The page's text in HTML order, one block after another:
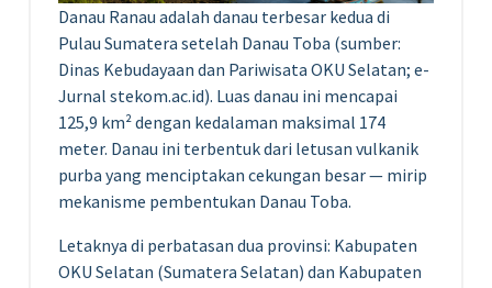
Danau Ranau adalah danau terbesar kedua di
Pulau Sumatera setelah Danau Toba (sumber:
Dinas Kebudayaan dan Pariwisata OKU Selatan; e-
Jurnal stekom.ac.id). Luas danau ini mencapai
125,9 km² dengan kedalaman maksimal 174
meter. Danau ini terbentuk dari letusan vulkanik
purba yang menciptakan cekungan besar — mirip
mekanisme pembentukan Danau Toba.
Letaknya di perbatasan dua provinsi: Kabupaten
OKU Selatan (Sumatera Selatan) dan Kabupaten